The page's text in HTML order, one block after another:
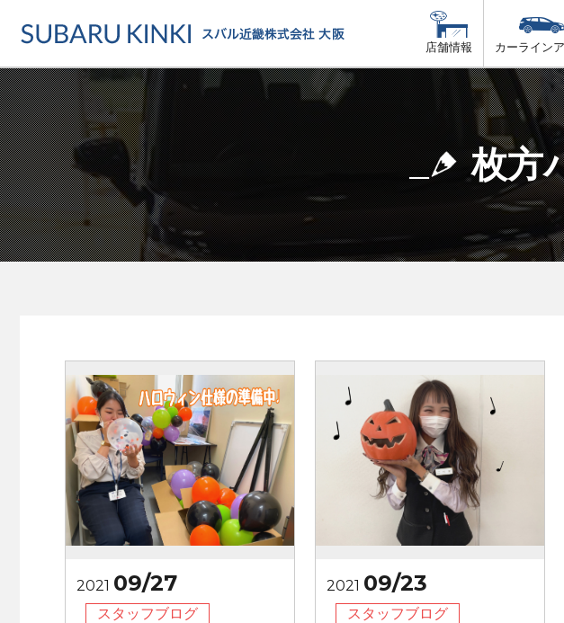
店舗情報
店舗情報 店舗一覧
地域でさがす
地図でさがす
試乗車でさがす
大阪府
大阪府
大阪府
カーライン
カーラインアップ
カーラインアップ一覧
乗用車
軽自動車
メンテナンス・サービス
メンテナンス・サービストップ
車検・定期点検をする
カーケアをする
車検
法定
6ヶ月
車検 3
枚方
2021 09/27
スタッフブログ
2021 09/23
スタッフブログ